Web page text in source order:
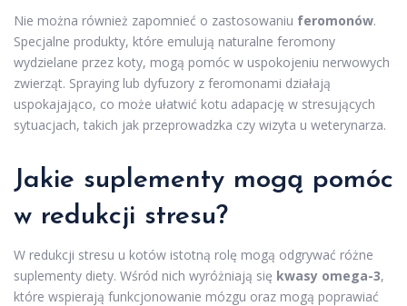
Nie można również zapomnieć o zastosowaniu feromonów.
Specjalne produkty, które emulują naturalne feromony
wydzielane przez koty, mogą pomóc w uspokojeniu nerwowych
zwierząt. Spraying lub dyfuzory z feromonami działają
uspokajająco, co może ułatwić kotu adapację w stresujących
sytuacjach, takich jak przeprowadzka czy wizyta u weterynarza.
Jakie suplementy mogą pomóc
w redukcji stresu?
W redukcji stresu u kotów istotną rolę mogą odgrywać różne
suplementy diety. Wśród nich wyróżniają się kwasy omega-3,
które wspierają funkcjonowanie mózgu oraz mogą poprawiać